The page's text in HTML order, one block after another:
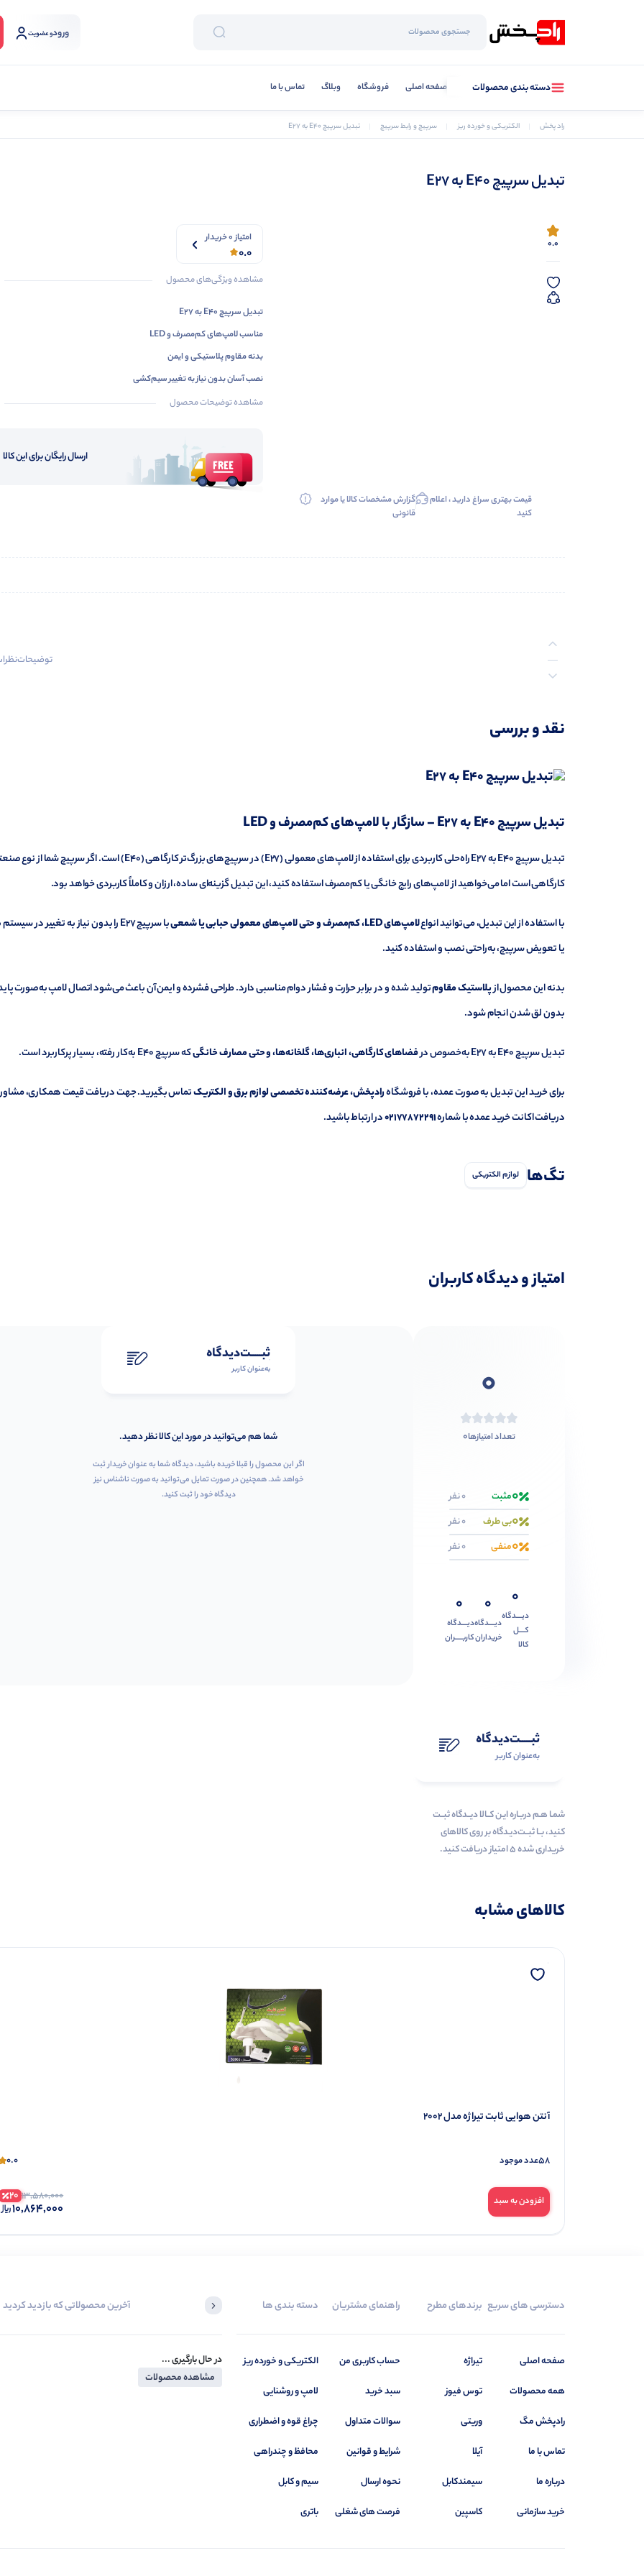
ورودو عضویت
دسته بندی محصولات صفحه اصلی فروشگاه وبلاگ تماس با ما
راد پخش الکتریکی و خورده ریز سرپیچ و رابط سرپیچ تبدیل سرپیچ E40 به E27
تبدیل سرپیچ E40 به E27
0.0
قیمت بهتری سراغ دارید ، اعلام
کنید
گزارش مشخصات کالا یا موارد
قانونی
امتیاز 0 خریدار
0.0
مشاهده ویژگی‌های محصول
تبدیلسرپیچE40بهE27
مناسبلامپ‌هایکم‌مصرفوLED
بدنهمقاومپلاستیکیوایمن
نصبآسانبدوننیازبهتغییرسیم‌کشی
مناسبفضاهایصنعتی،کارگاهیوخانگی مشاهده توضیحات محصول
ارسال رایگان برای این کالا
نظرات (0)
توضیحات
نقد و بررسی
تبدیل سرپیچ E40 به E27 – سازگاربالامپ‌هایکم‌مصرفوLED
تبدیل سرپیچ E40 به E27 راه‌حلی کاربردیبرایاستفادهازلامپ‌هایمعمولی (E27) درسرپیچ‌هایبزرگ‌ترکارگاهی (E40) است.اگرسرپیچشماازنوع
کارگاهیاستامامی‌خواهیدازلامپ‌هایرایجخانگییاکم‌مصرفاستفادهکنید،اینتبدیلگزینه‌ایساده،ارزانوکاملاًکاربردیخواهدبود.
بااستفادهازاینتبدیل،می‌توانیدانواعلامپ‌هایLED، کم‌مصرفوحتیلامپ‌هایمعمولیحبابییاشمعیباسرپیچE27رابدوننیازبهتغییردرسیستم
یاتعویضسرپیچ،به‌راحتینصبواستفادهکنید.
بدنهاینمحصولازپلاستیکمقاومتولیدشدهودربرابرحرارتوفشاردواممناسبیدارد.طراحیفشردهوایمنآنباعثمی‌شوداتصاللامپبه‌صورت
بدونلقشدنانجامشود.
تبدیل سرپیچ E40 به E27 به‌خصوصدرفضاهایکارگاهی،انباری‌ها،گلخانه‌ها،وحتیمصارفخانگیکهسرپیچE40به‌کاررفته،بسیارپرکاربرداست.
برایخریداینتبدیلبهصورتعمده،بافروشگاهرادپخش،عرضه‌کنندهتخصصیلوازمبرقوالکتریکتماسبگیرید.جهتدریافتقیمتهمکاری،
دریافتاکانتخریدعمدهباشماره02177872291درارتباطباشید.
تگ‌ها لوازم الکتریکی
امتیاز و دیدگاه کاربران
0
تعداد امتیازها0
0مثبت 0 نفر
0بی طرف 0 نفر
0منفی 0 نفر
0
دیــــدگاه
کــــل
کالا
0
دیــــدگاه
خریداران
0
دیــــدگاه
کاربـــــران
ثبـــــت‌دیدگاه
به‌عنوان کاربر
شمـا هـم دربـاره ایـن کــالا دیــدگاه ثبــت
کنید، بــا ثبــت‌دیـدگاه بر روی کالاهای
خریداری شده ۵ امتیاز دریافت کنید.
ثبـــــت‌دیدگاه
به‌عنوان کاربر
شما هم می‌توانید در مورد این کالا نظر دهید.
اگر این محصول را قبلا خریده باشید، دیدگاه شما به عنوان خریدار ثبت
خواهد شد. همچنین در صورت تمایل می‌توانید به صورت ناشناس نیز
دیدگاه خود را ثبت کنید.
کالاهای مشابه
آنتن هوایی ثابت تیراژه مدل 2002
58عدد موجود 0.0
افزودن به سبد 13,580,000
20
10,864,000
دسترسی های سریع
صفحه اصلی
همه محصولات
رادپخش مگ
تماس با ما
درباره ما
خرید سازمانی
برندهای مطرح
تیراژه
توس فیوز
وریتی
آیلا
سیمندکابل
کاسپین
راهنمای مشتریان
حساب کاربری من
سبد خرید
سوالات متداول
شرایط و قوانین
نحوه ارسال
فرصت های شغلی
دسته بندی ها
الکتریکی و خورده ریز
لامپ و روشنایی
چراغ قوه و اضطراری
محافظ و چندراهی
سیم و کابل
باتری
آخرین محصولاتی که بازدید کردید
در حال بارگیری ...
مشاهده محصولات